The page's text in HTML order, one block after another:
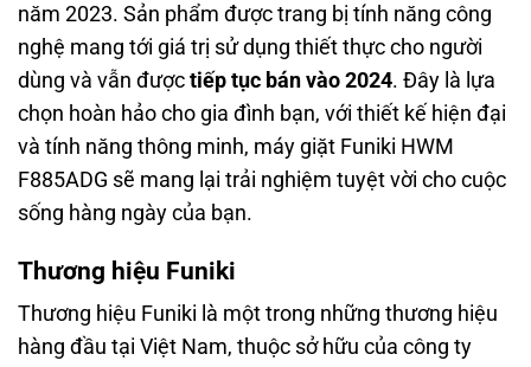
năm 2023. Sản phẩm được trang bị tính năng công
nghệ mang tới giá trị sử dụng thiết thực cho người
dùng và vẫn được tiếp tục bán vào 2024. Đây là lựa
chọn hoàn hảo cho gia đình bạn, với thiết kế hiện đại
và tính năng thông minh, máy giặt Funiki HWM
F885ADG sẽ mang lại trải nghiệm tuyệt vời cho cuộc
sống hàng ngày của bạn.
Thương hiệu Funiki
Thương hiệu Funiki là một trong những thương hiệu
hàng đầu tại Việt Nam, thuộc sở hữu của công ty